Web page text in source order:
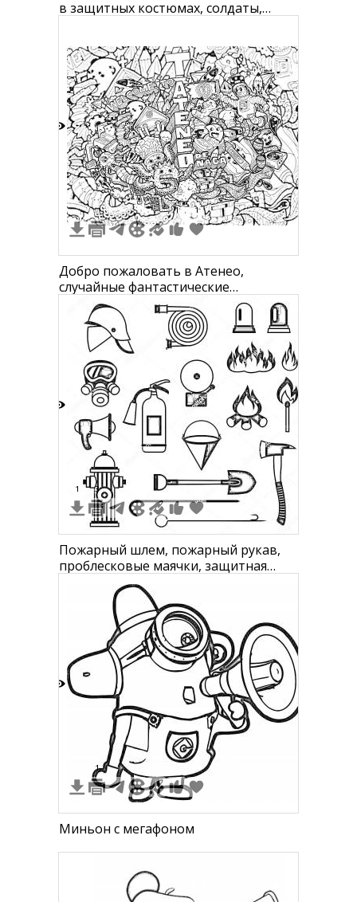
в защитных костюмах, солдаты,
мегафон, раскопанные кости и
оружие
1 1
Добро пожаловать в Атенео,
случайные фантастические
персонажи, облака, мегафон,
осьминог, птица, дерево, паутина
1 3
Пожарный шлем, пожарный рукав,
проблесковые маячки, защитная
маска, пожарный колокол, огонь,
огнетушитель, костёр, зажжённая
спичка, мегафон, пожарный гидрант,
ведро, пожарный крюк, лопата, лом,
пожарный топор
1
Миньон с мегафоном